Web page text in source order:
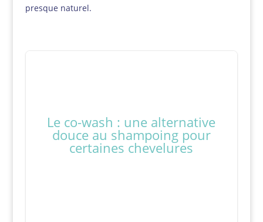
presque naturel.
Le co-wash : une alternative
douce au shampoing pour
certaines chevelures